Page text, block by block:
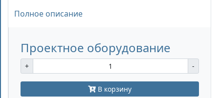
Полное описание
Проектное оборудование
+ -
В корзину